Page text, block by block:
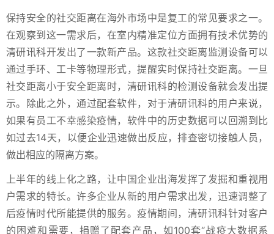
保持安全的社交距离在海外市场中是复工的常见要求之一。
在观察到这一需求后，在室内精准定位方面拥有技术优势的
清研讯科开发出了一款新产品。这款社交距离监测设备可以
通过手环、工卡等物理形式，提醒实时保持社交距离。一旦
社交距离小于安全距离时，清研讯科的检测设备就会发出提
示。除此之外，通过配套软件，对于清研讯科的用户来说，
如果有员工不幸感染疫情，软件中的历史数据可以回溯到比
如过去14天，以便企业迅速做出反应，排查密切接触人员，
做出相应的隔离方案。
上半年的线上化之路，让中国企业出海发挥了发掘和重视用
户需求的特长。许多企业从新的用户需求出发，迅速调整了
后疫情时代所能提供的服务。疫情期间，清研讯科针对客户
的困难和需要，捐赠了配套产品，如100套“战疫大数据系